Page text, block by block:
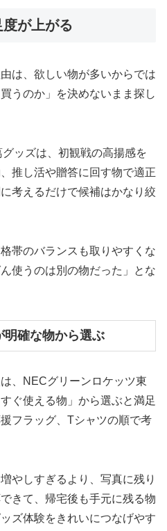
が上がる
は、欲しい物が多いからでは
うのか」を決めないまま探し
ッズは、初観戦の高揚感を
推し活や贈答に回す物で適正
考えるだけで候補はかなり絞
帯のバランスも取りやすくな
使うのは別の物だった」とな
明確な物から選ぶ
、NECグリーンロケッツ東
ぐ使える物」から選ぶと満足
フラッグ、Tシャツの順で考
やしすぎるより、写真に残り
きて、帰宅後も手元に残る物
ズ体験をきれいにつなげやす